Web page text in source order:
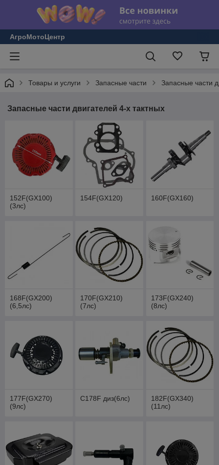
АгроМотоЦентр
Товары и услуги Запасные части Запасные части
Запасные части двигателей 4-х тактных
152F(GX100)
(3лс)
154F(GX120) 160F(GX160)
168F(GX200)
(6,5лс)
170F(GX210)
(7лс)
173F(GX240)
(8лс)
177F(GX270)
(9лс)
C178F диз(6лс)
182F(GX340)
(11лс)